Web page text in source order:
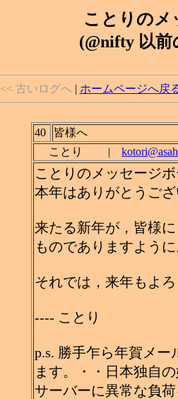
ことりのメ
(@nifty 以前
<< 古いログへ| ホームページへ戻
40
皆様へ
ことり |
ことりのメッセージ
本年はありがとうご
来たる新年が，皆様
ものでありますよう
それでは，来年もよ
---- ことり
p.s. 勝手乍ら年賀メ
ます。・・日本独自
サーバーに異常な負